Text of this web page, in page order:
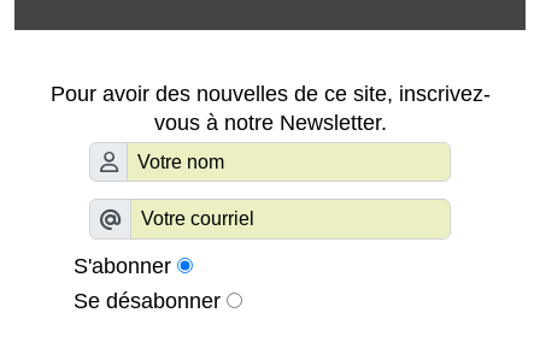
Pour avoir des nouvelles de ce site, inscrivez-
vous à notre Newsletter.
S'abonner
Se désabonner